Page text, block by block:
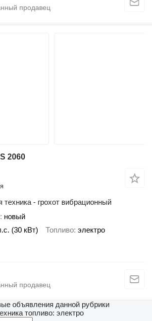
2060
- грохот вибрационный
новый
(30 кВт) Топливо электро
объявления данной рубрики
топливо: электро